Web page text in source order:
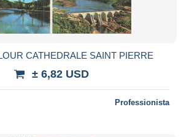
CATHEDRALE SAINT PIERRE
± 6,82 USD
Professionista